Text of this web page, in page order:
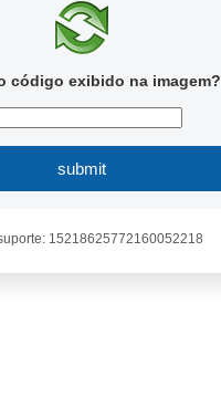
código exibido na imagem?
submit
15218625772160052218